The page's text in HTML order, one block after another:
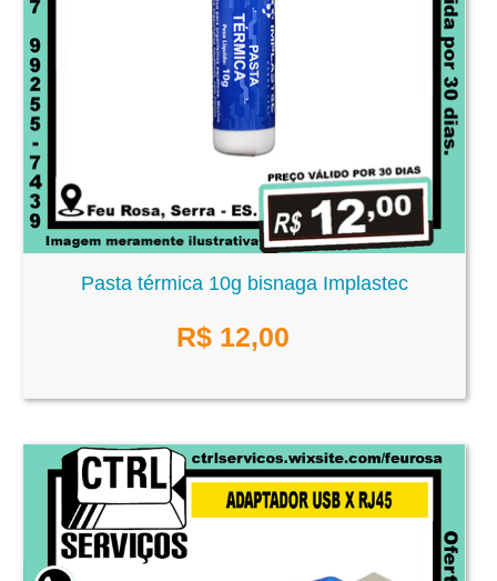
Pasta térmica 10g bisnaga Implastec
R$ 12,00